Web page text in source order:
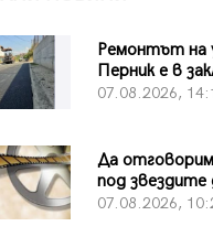
Ремонтът на
Перник е в
07.08.2026,
Да
под звездите
07.08.2026,